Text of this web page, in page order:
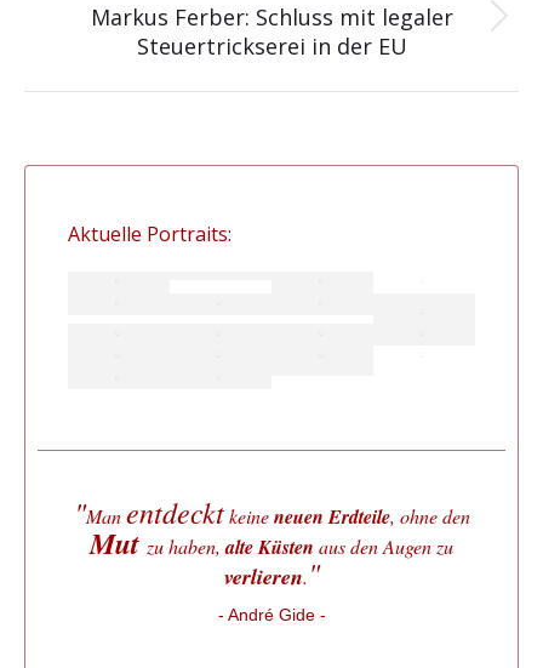
Nächster
Beitrag:
Markus Ferber: Schluss mit legaler
Steuertrickserei in der EU
Aktuelle Portraits:
"Manentdecktkeineneuen Erdteile, ohne den
Mut zu haben,alte Küsten aus den Augen zu
verlieren. "
- André Gide -